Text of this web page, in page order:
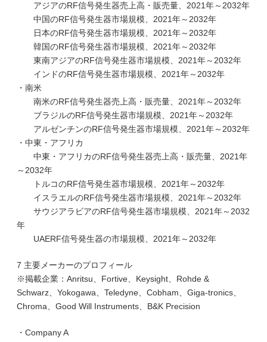
アジアのRF信号発生器売上高・販売量、2021年～2032年
中国のRF信号発生器市場規模、2021年～2032年
日本のRF信号発生器市場規模、2021年～2032年
韓国のRF信号発生器市場規模、2021年～2032年
東南アジアのRF信号発生器市場規模、2021年～2032年
インドのRF信号発生器市場規模、2021年～2032年
・南米
南米のRF信号発生器売上高・販売量、2021年～2032年
ブラジルのRF信号発生器市場規模、2021年～2032年
アルゼンチンのRF信号発生器市場規模、2021年～2032年
・中東・アフリカ
中東・アフリカのRF信号発生器売上高・販売量、2021年
～2032年
トルコのRF信号発生器市場規模、2021年～2032年
イスラエルのRF信号発生器市場規模、2021年～2032年
サウジアラビアのRF信号発生器市場規模、2021年～2032
年
UAERF信号発生器の市場規模、2021年～2032年
7 主要メーカーのプロフィール
※掲載企業：Anritsu、Fortive、Keysight、Rohde &
Schwarz、Yokogawa、Teledyne、Cobham、Giga-tronics、
Chroma、Good Will Instruments、B&K Precision
・Company A